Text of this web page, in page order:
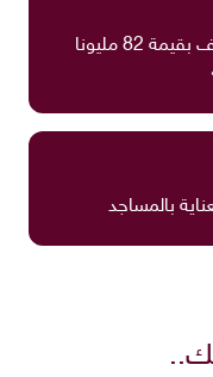
فيصل بن مقرن يناقش شراء أوقاف بقيمة 82 مليونا
بالمساجد